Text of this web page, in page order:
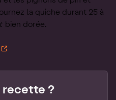
la quiche durant 25 à
bien dorée.
?